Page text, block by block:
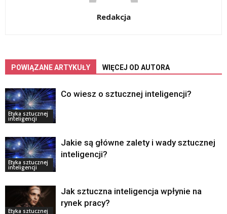
Redakcja
POWIĄZANE ARTYKUŁY WIĘCEJ OD AUTORA
Etyka sztucznej
inteligencji
Co wiesz o sztucznej inteligencji?
Etyka sztucznej
inteligencji
Jakie są główne zalety i wady sztucznej
inteligencji?
Etyka sztucznej
Jak sztuczna inteligencja wpłynie na
rynek pracy?